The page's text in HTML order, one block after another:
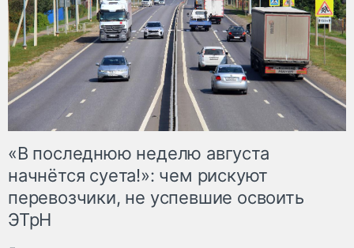
«В последнюю неделю августа
начнётся суета!»: чем рискуют
перевозчики, не успевшие освоить
ЭТрН